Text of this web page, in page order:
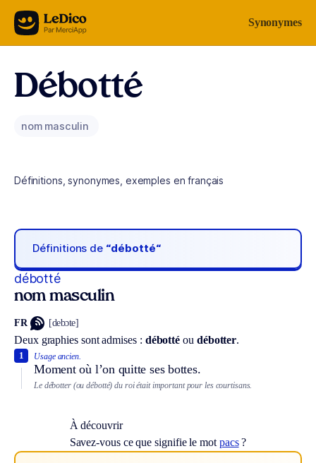
Aller au contenu Synonymes
Débotté
nom masculin
Définitions, synonymes, exemples en français
Définitions de “débotté“
débotté
nom masculin
FR [debɔte]
Deux graphies sont admises : débotté ou débotter.
Usage ancien.
Moment où l’on quitte ses bottes.
1
Le débotter (ou débotté) du roi était important pour les courtisans.
À découvrir
Savez-vous ce que signifie le mot pacs?